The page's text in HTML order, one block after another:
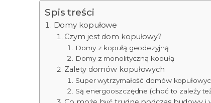
Spis treści
Domy kopułowe
Czym jest dom kopułowy?
Domy z kopułą geodezyjną
Domy z monolityczną kopułą
Zalety domów kopułowych
Super wytrzymałość domów
Są energooszczędne (choć to zależy